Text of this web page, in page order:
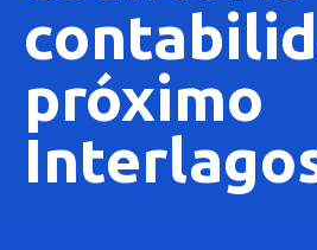
próximo